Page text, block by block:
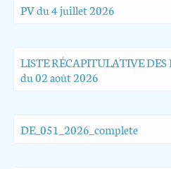
PV du 4 juillet 2026
LISTE RÉCAPITULATIVE DES
du 02 août 2026
DE_051_2026_complete